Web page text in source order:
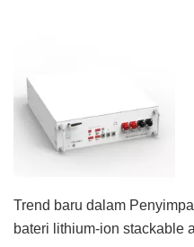
Trend baru dalam
bateri lithium-ion stackable